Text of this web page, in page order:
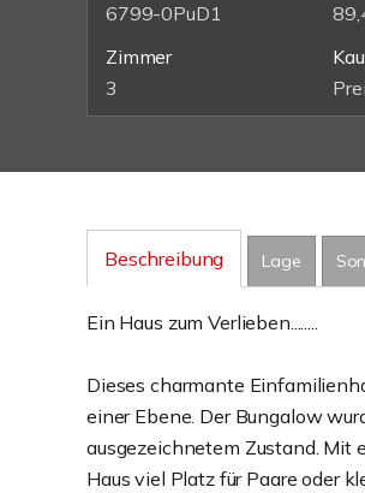
6799-0PuD1
Zimmer
3
Beschreibung Lage
Ein Haus zum Verlieben........
Dieses charmante
einer Ebene. Der Bungalow
ausgezeichnetem Zustand. Mit
Haus viel Platz für Paare oder